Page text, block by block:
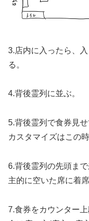
3.店内に入ったら、
る。
4.背後霊列に並ぶ。
5.背後霊列で食券見
カスタマイズはこの
6.背後霊列の先頭ま
主的に空いた席に着席
7.食券をカウンター